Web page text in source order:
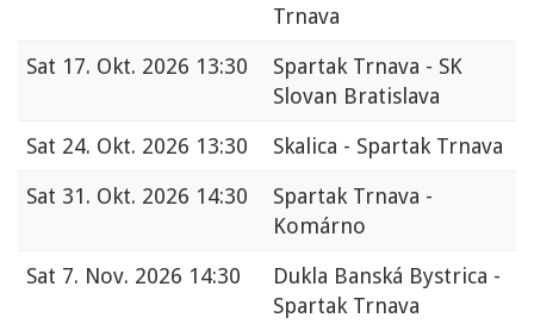
Trnava
Sat 17. Okt. 2026 13:30
Spartak Trnava - SK
Slovan Bratislava
Sat 24. Okt. 2026 13:30
Skalica - Spartak Trnava
Sat 31. Okt. 2026 14:30
Spartak Trnava -
Komárno
Sat 7. Nov. 2026 14:30
Dukla Banská Bystrica -
Spartak Trnava